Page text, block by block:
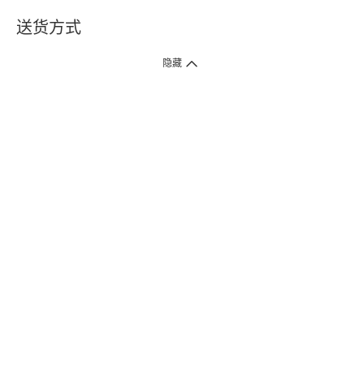
送货方式
1. 送货到府（受卫生署条例规管产品除外 ）
隐藏